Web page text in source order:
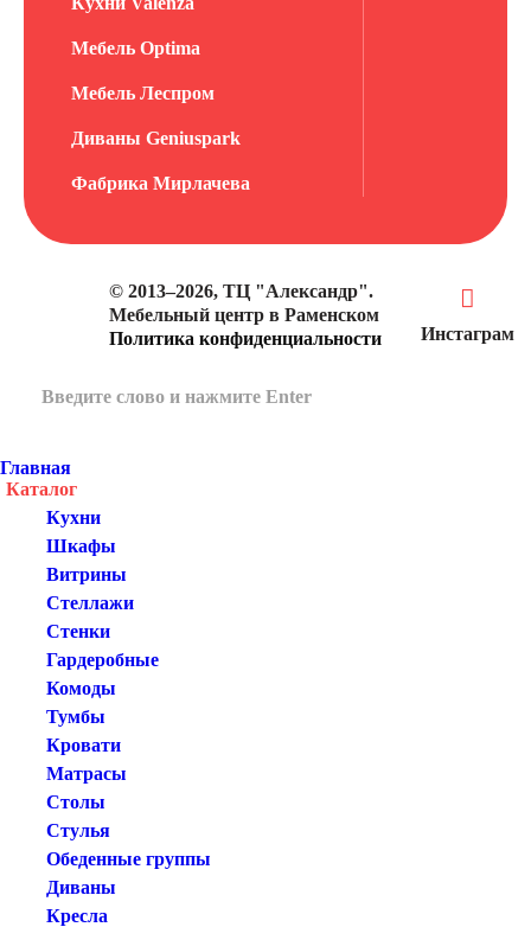
Мебель Optima
Мебель Леспром
Диваны Geniuspark
Фабрика Мирлачева
© 2013–2026, ТЦ "Александр".
Мебельный центр в Раменском
Политика конфиденциальности
Инстаграм
Главная
Каталог
Кухни
Шкафы
Витрины
Стеллажи
Стенки
Гардеробные
Комоды
Тумбы
Кровати
Матрасы
Столы
Стулья
Обеденные группы
Диваны
Кресла